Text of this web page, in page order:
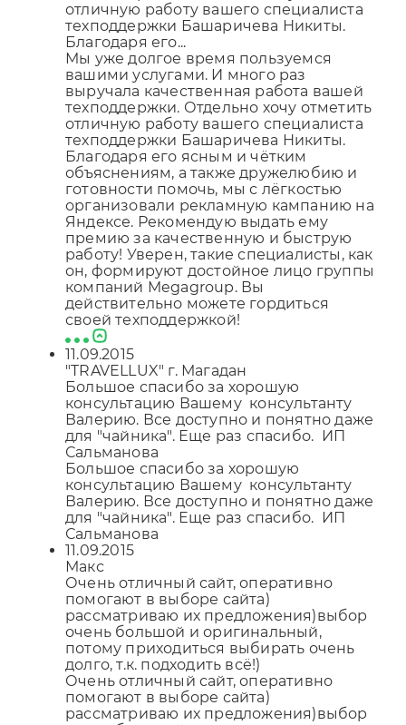
отличную работу вашего специалиста
техподдержки Башаричева Никиты.
Благодаря его...
Мы уже долгое время пользуемся
вашими услугами. И много раз
выручала качественная работа вашей
техподдержки. Отдельно хочу отметить
отличную работу вашего специалиста
техподдержки Башаричева Никиты.
Благодаря его ясным и чётким
объяснениям, а также дружелюбию и
готовности помочь, мы с лёгкостью
организовали рекламную кампанию на
Яндексе. Рекомендую выдать ему
премию за качественную и быструю
работу! Уверен, такие специалисты, как
он, формируют достойное лицо группы
компаний Megagroup. Вы
действительно можете гордиться
своей техподдержкой!
11.09.2015
"TRAVELLUX" г. Магадан
Большое спасибо за хорошую
консультацию Вашему консультанту
Валерию. Все доступно и понятно даже
для "чайника". Еще раз спасибо. ИП
Сальманова
Большое спасибо за хорошую
консультацию Вашему консультанту
Валерию. Все доступно и понятно даже
для "чайника". Еще раз спасибо. ИП
Сальманова
11.09.2015
Макс
Очень отличный сайт, оперативно
помогают в выборе сайта)
рассматриваю их предложения)выбор
очень большой и оригинальный,
потому приходиться выбирать очень
долго, т.к. подходить всё!)
Очень отличный сайт, оперативно
помогают в выборе сайта)
рассматриваю их предложения)выбор